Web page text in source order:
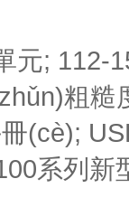
; 112-
粗
(cè);
系列